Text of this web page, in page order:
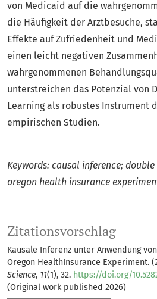
Zitationsvorschlag
Kausale Inferenz unter Anwendung
Oregon HealthInsurance Experiment.
Science, 11(1), 32. https://doi.org/
(Original work published 2026)
von Medicaid auf die
die Häufigkeit der Arztbesuche,
Effekte auf Zufriedenheit und
einen leicht negativen
wahrgenommenen
unterstreichen das Potenzial von
Learning als robustes Instrument
empirischen Studien.
Keywords: causal inference;
oregon health insurance